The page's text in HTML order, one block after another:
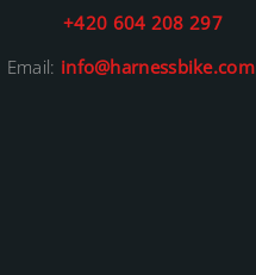
+420 604 208 297
Email: info@harnessbike.com